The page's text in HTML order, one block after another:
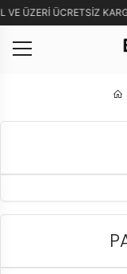
VE ÜZERİ ÜCRETSİZ